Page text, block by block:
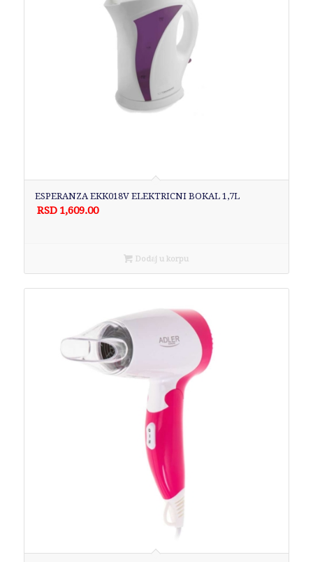
ESPERANZA EKK018V ELEKTRICNI BOKAL 1,7L
RSD 1,609.00
Dodaj u korpu